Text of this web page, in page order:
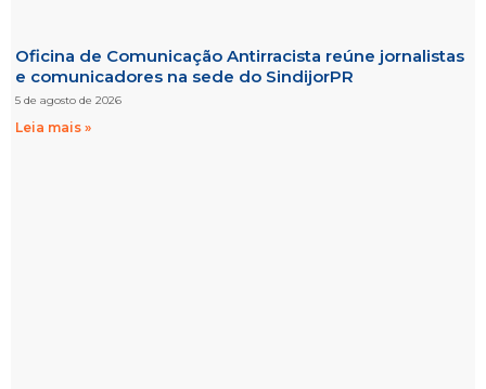
Oficina de Comunicação Antirracista reúne jornalistas
e comunicadores na sede do SindijorPR
5 de agosto de 2026
Leia mais »